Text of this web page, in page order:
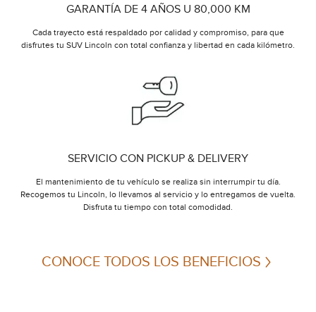
GARANTÍA DE 4 AÑOS U 80,000 KM
Cada trayecto está respaldado por calidad y compromiso, para que
disfrutes tu SUV Lincoln con total confianza y libertad en cada kilómetro.
SERVICIO CON PICKUP & DELIVERY
El mantenimiento de tu vehículo se realiza sin interrumpir tu día.
Recogemos tu Lincoln, lo llevamos al servicio y lo entregamos de vuelta.
Disfruta tu tiempo con total comodidad.
CONOCE TODOS LOS BENEFICIOS